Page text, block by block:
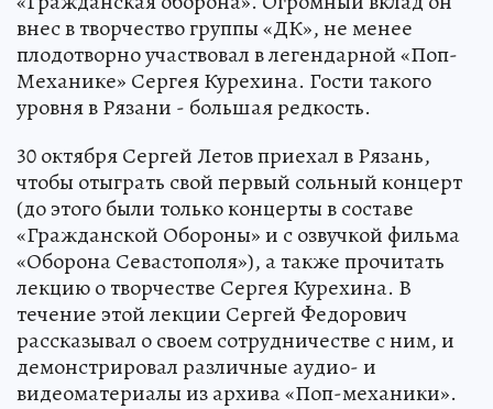
внес в творчество группы «ДК», не менее
плодотворно участвовал в легендарной «Поп-
Механике» Сергея Курехина. Гости такого
уровня в Рязани - большая редкость.
30 октября Сергей Летов приехал в Рязань,
чтобы отыграть свой первый сольный концерт
(до этого были только концерты в составе
«Гражданской Обороны» и с озвучкой фильма
«Оборона Севастополя»), а также прочитать
лекцию о творчестве Сергея Курехина. В
течение этой лекции Сергей Федорович
рассказывал о своем сотрудничестве с ним, и
демонстрировал различные аудио- и
видеоматериалы из архива «Поп-механики».